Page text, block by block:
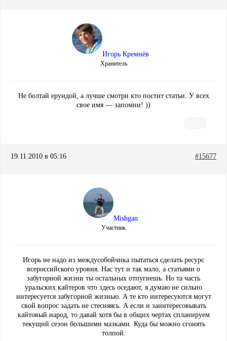
Игорь Кремнёв
Хранитель
Не болтай ерундой, а лучше смотри кто постит статьи. У всех
свое имя — запомни! ))
19.11.2010 в 05:16 #15677
Mishgan
Участник
Игорь не надо из междусобойчика пытаться сделать ресурс
всероссийского уровня. Нас тут и так мало, а статьями о
забугорной жизни ты остальных отпугнешь. Но та часть
уральских кайтеров что здесь оседают, я думаю не сильно
интересуется забугорной жизнью. А те кто интересуются могут
свой вопрос задать не стесняясь. А если и заинтересовывать
кайтовый народ, то давай хотя бы в общих чертах спланируем
текущий сезон большими мазками. Куда бы можно сгонять
толпой.